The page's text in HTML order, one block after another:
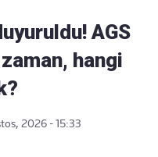
AGS
hangi
2026 - 15:33